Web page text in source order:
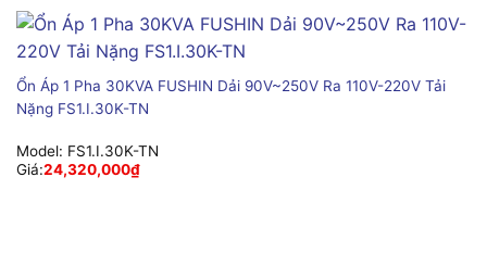
Ổn Áp 1 Pha 30KVA FUSHIN Dải 90V~250V Ra 110V-220V Tải
Nặng FS1.I.30K-TN
Model: FS1.I.30K-TN
Giá:24,320,000₫